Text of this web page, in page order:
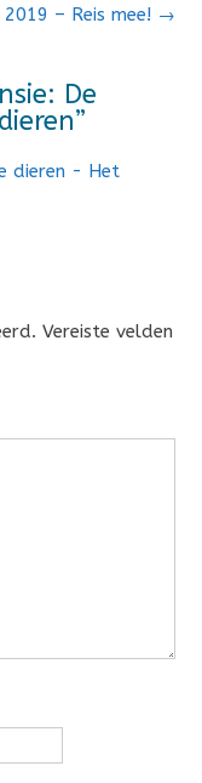
2019 – Reis mee! →
De
”
dieren - Het
Vereiste velden